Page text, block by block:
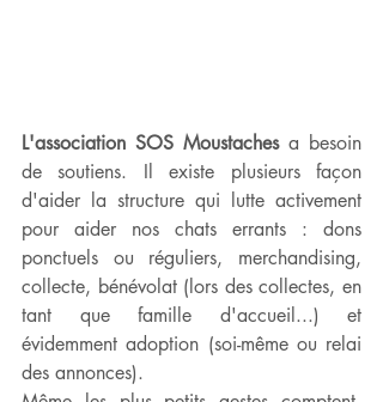
L'association SOS Moustaches a besoin
de soutiens. Il existe plusieurs façon
d'aider la structure qui lutte activement
pour aider nos chats errants : dons
ponctuels ou réguliers, merchandising,
collecte, bénévolat (lors des collectes, en
tant que famille d'accueil...) et
évidemment adoption (soi-même ou relai
des annonces).